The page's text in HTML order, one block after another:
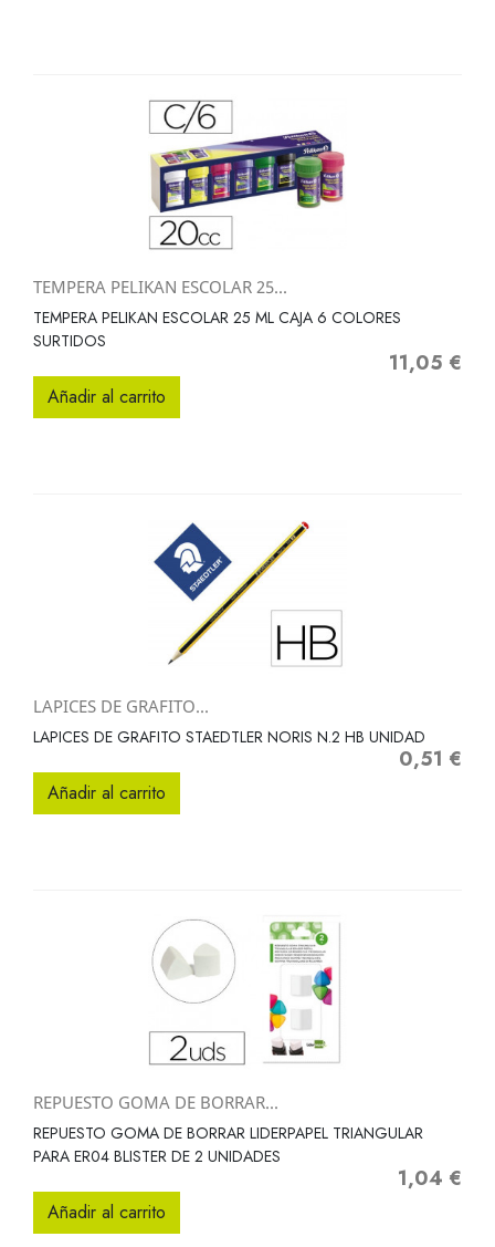
TEMPERA PELIKAN ESCOLAR 25...
TEMPERA PELIKAN ESCOLAR 25 ML CAJA 6 COLORES
SURTIDOS
Precio
11,05 €
Añadir al carrito
LAPICES DE GRAFITO...
LAPICES DE GRAFITO STAEDTLER NORIS N.2 HB UNIDAD
Precio
0,51 €
Añadir al carrito
REPUESTO GOMA DE BORRAR...
REPUESTO GOMA DE BORRAR LIDERPAPEL TRIANGULAR
PARA ER04 BLISTER DE 2 UNIDADES
Precio
1,04 €
Añadir al carrito